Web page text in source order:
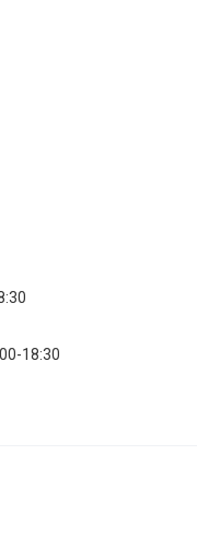
18:30